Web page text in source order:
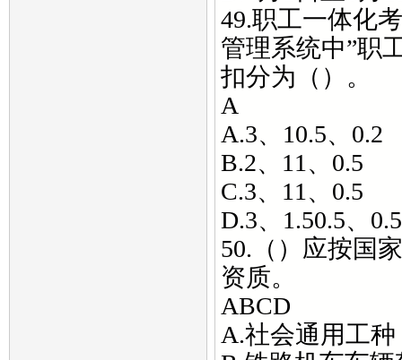
49.职工一体化
管理系统中”职
扣分为（）。
A
A.3、10.5、0.2
B.2、11、0.5
C.3、11、0.5
D.3、1.50.5、0.5
50.（）应按国
资质。
ABCD
A.社会通用工种